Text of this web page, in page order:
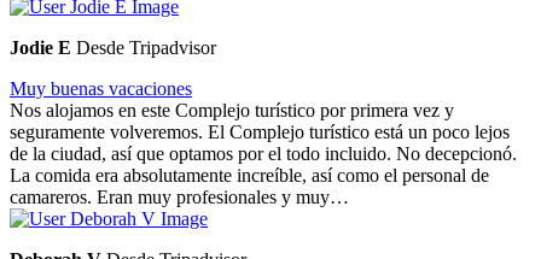
Jodie E Desde Tripadvisor
Muy buenas vacaciones
Nos alojamos en este Complejo turístico por primera vez y
seguramente volveremos. El Complejo turístico está un poco lejos
de la ciudad, así que optamos por el todo incluido. No decepcionó.
La comida era absolutamente increíble, así como el personal de
camareros. Eran muy profesionales y muy…